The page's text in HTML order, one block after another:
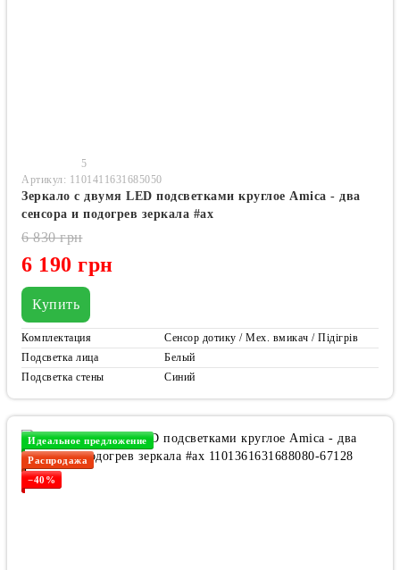
5
Артикул: 1101411631685050
Зеркало с двумя LED подсветками круглое Amica - два
сенсора и подогрев зеркала #ax
6 190 грн
6 830 грн
Купить
Комплектация
Сенсор дотику / Мех. вмикач / Підігрів
Подсветка лица
Белый
Подсветка стены
Синий
Идеальное предложение
Распродажа
−40%